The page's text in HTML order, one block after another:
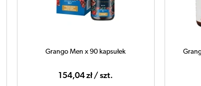
Grango Men x 90 kapsułek
154,04 zł / szt.